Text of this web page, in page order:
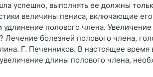
успешно, выполнять ее должны
величины пениса, включающие
полового члена.
болезней полового члена,
Г. Печенников. В настоящее время
длины полового члена,